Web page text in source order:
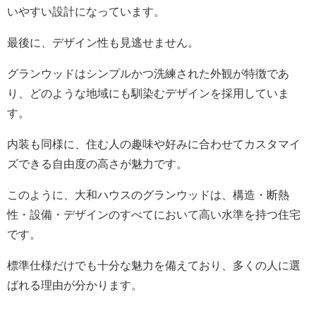
いやすい設計になっています。
最後に、デザイン性も見逃せません。
グランウッドはシンプルかつ洗練された外観が特徴であ
り、どのような地域にも馴染むデザインを採用していま
す。
内装も同様に、住む人の趣味や好みに合わせてカスタマイ
ズできる自由度の高さが魅力です。
このように、大和ハウスのグランウッドは、構造・断熱
性・設備・デザインのすべてにおいて高い水準を持つ住宅
です。
標準仕様だけでも十分な魅力を備えており、多くの人に選
ばれる理由が分かります。